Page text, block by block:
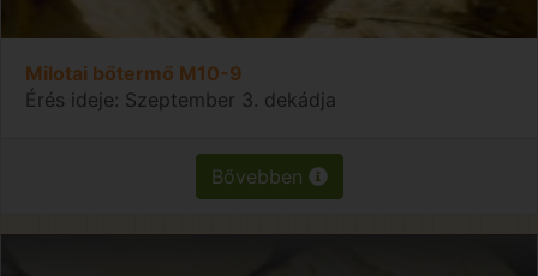
Milotai bőtermő M10-9
Érés ideje: Szeptember 3. dekádja
Bővebben